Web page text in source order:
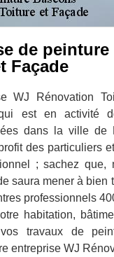
de
Façade
WJ Rénovation
est en activité
dans la ville de
des particuliers
; sachez que,
saura mener à
professionnels
habitation,
travaux de
entreprise WJ